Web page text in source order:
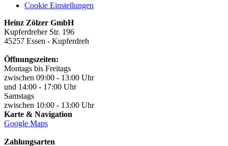
Cookie Einstellungen
Heinz Zölzer GmbH
Kupferdreher Str. 196
45257 Essen - Kupferdreh
Öffnungszeiten:
Montags bis Freitags
zwischen 09:00 - 13:00 Uhr
und 14:00 - 17:00 Uhr
Samstags
zwischen 10:00 - 13:00 Uhr
Karte & Navigation
Google Maps
Zahlungsarten